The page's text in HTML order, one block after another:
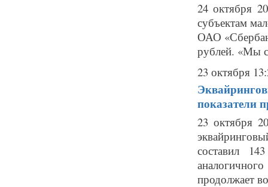
24 октября
субъектам
ОАО
рублей. «Мы
23 октября
показатели
23 октября
составил
продолжает